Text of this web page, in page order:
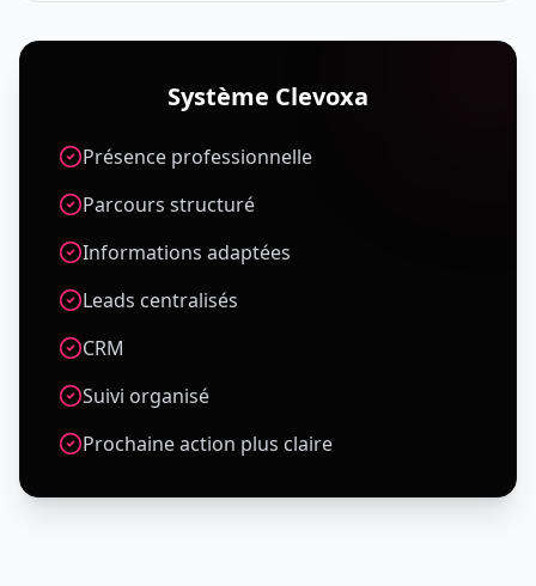
Système Clevoxa
Présence professionnelle
Parcours structuré
Informations adaptées
Leads centralisés
CRM
Suivi organisé
Prochaine action plus claire